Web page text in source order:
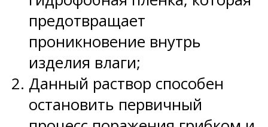
предотвращает
проникновение внутрь
изделия влаги;
Данный раствор способен
остановить первичный